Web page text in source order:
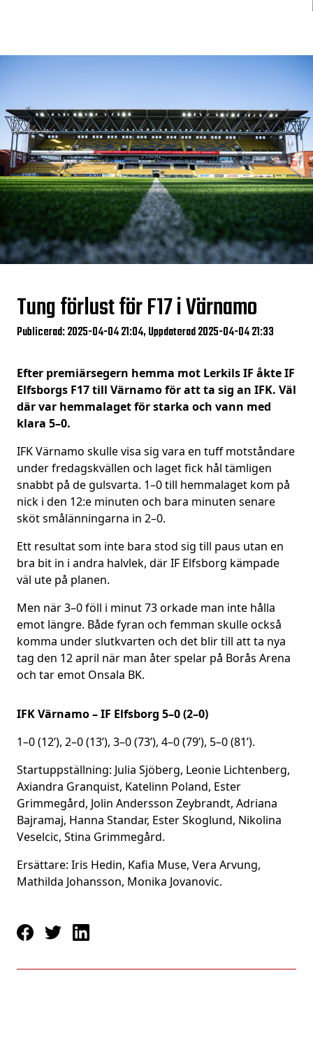
Tung förlust för F17 i Värnamo
Publicerad: 2025-04-04 21:04, Uppdaterad 2025-04-04 21:33
Efter premiärsegern hemma mot Lerkils IF åkte IF
Elfsborgs F17 till Värnamo för att ta sig an IFK. Väl
där var hemmalaget för starka och vann med
klara 5–0.
IFK Värnamo skulle visa sig vara en tuff motståndare
under fredagskvällen och laget fick hål tämligen
snabbt på de gulsvarta. 1–0 till hemmalaget kom på
nick i den 12:e minuten och bara minuten senare
sköt smålänningarna in 2–0.
Ett resultat som inte bara stod sig till paus utan en
bra bit in i andra halvlek, där IF Elfsborg kämpade
väl ute på planen.
Men när 3–0 föll i minut 73 orkade man inte hålla
emot längre. Både fyran och femman skulle också
komma under slutkvarten och det blir till att ta nya
tag den 12 april när man åter spelar på Borås Arena
och tar emot Onsala BK.
IFK Värnamo – IF Elfsborg 5–0 (2–0)
1–0 (12’), 2–0 (13’), 3–0 (73’), 4–0 (79’), 5–0 (81’).
Startuppställning: Julia Sjöberg, Leonie Lichtenberg,
Axiandra Granquist, Katelinn Poland, Ester
Grimmegård, Jolin Andersson Zeybrandt, Adriana
Bajramaj, Hanna Standar, Ester Skoglund, Nikolina
Veselcic, Stina Grimmegård.
Ersättare: Iris Hedin, Kafia Muse, Vera Arvung,
Mathilda Johansson, Monika Jovanovic.